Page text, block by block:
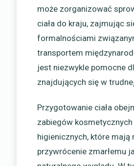
może zorganizować
ciała do kraju, zajmując
formalnościami
transportem
jest niezwykle pomocne
znajdujących się w
Przygotowanie ciała
zabiegów kosmetycznych
higienicznych, które mają
przywrócenie zmarłemu